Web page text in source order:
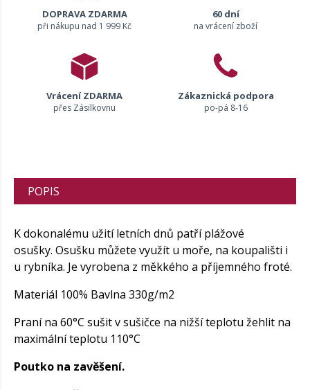
DOPRAVA ZDARMA
při nákupu nad 1 999 Kč
60 dní
na vrácení zboží
Vrácení ZDARMA
přes Zásilkovnu
Zákaznická podpora
po-pá 8-16
POPIS
K dokonalému užití letních dnů patří plážové
osušky. Osušku můžete využít u moře, na koupališti i
u rybníka. Je vyrobena z měkkého a příjemného froté.
Materiál 100% Bavlna 330g/m2
Praní na 60°C sušit v sušičce na nižší teplotu žehlit na
maximální teplotu 110°C
Poutko na zavěšení.